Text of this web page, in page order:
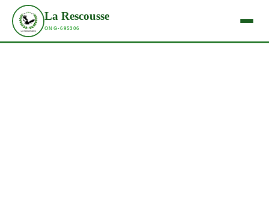
La Rescousse
ONG-695306